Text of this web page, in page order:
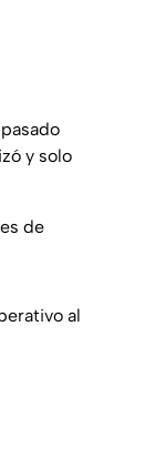
y solo
de
al